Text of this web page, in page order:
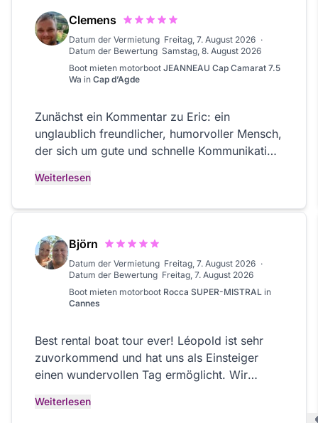
Clemens
Datum der Vermietung Freitag, 7. August 2026 ·
Datum der Bewertung Samstag, 8. August 2026
Boot mieten motorboot JEANNEAU Cap Camarat 7.5
Wa in Cap d’Agde
Zunächst ein Kommentar zu Eric: ein
unglaublich freundlicher, humorvoller Mensch,
der sich um gute und schnelle Kommunikation
Erwartungen, wirkt gepflegt und ist gut
Weiterlesen
Björn
Datum der Vermietung Freitag, 7. August 2026 ·
Datum der Bewertung Freitag, 7. August 2026
Boot mieten motorboot Rocca SUPER-MISTRAL in
Cannes
Best rental boat tour ever! Léopold ist sehr
zuvorkommend und hat uns als Einsteiger
einen wundervollen Tag ermöglicht. Wir
Gegebenheiten eingewiesen und konnten uns
Weiterlesen